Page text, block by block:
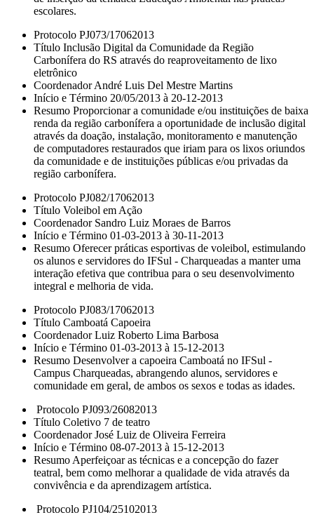
escolares.
Protocolo PJ073/17062013
Título Inclusão Digital da Comunidade da Região
Carbonífera do RS através do reaproveitamento de lixo
eletrônico
Coordenador André Luis Del Mestre Martins
Início e Término 20/05/2013 à 20-12-2013
Resumo Proporcionar a comunidade e/ou instituições de baixa
renda da região carbonífera a oportunidade de inclusão digital
através da doação, instalação, monitoramento e manutenção
de computadores restaurados que iriam para os lixos oriundos
da comunidade e de instituições públicas e/ou privadas da
região carbonífera.
Protocolo PJ082/17062013
Título Voleibol em Ação
Coordenador Sandro Luiz Moraes de Barros
Início e Término 01-03-2013 à 30-11-2013
Resumo Oferecer práticas esportivas de voleibol, estimulando
os alunos e servidores do IFSul - Charqueadas a manter uma
interação efetiva que contribua para o seu desenvolvimento
integral e melhoria de vida.
Protocolo PJ083/17062013
Título Camboatá Capoeira
Coordenador Luiz Roberto Lima Barbosa
Início e Término 01-03-2013 à 15-12-2013
Resumo Desenvolver a capoeira Camboatá no IFSul -
Campus Charqueadas, abrangendo alunos, servidores e
comunidade em geral, de ambos os sexos e todas as idades.
Protocolo PJ093/26082013
Título Coletivo 7 de teatro
Coordenador José Luiz de Oliveira Ferreira
Início e Término 08-07-2013 à 15-12-2013
Resumo Aperfeiçoar as técnicas e a concepção do fazer
teatral, bem como melhorar a qualidade de vida através da
convivência e da aprendizagem artística.
Protocolo PJ104/25102013